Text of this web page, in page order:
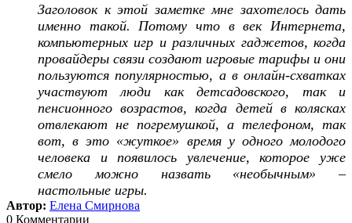
Заголовок к этой заметке мне захотелось дать
именно такой. Потому что в век Интернета,
компьютерных игр и различных гаджетов, когда
провайдеры связи создают игровые тарифы и они
пользуются популярностью, а в онлайн-схватках
участвуют люди как детсадовского, так и
пенсионного возрастов, когда детей в колясках
отвлекают не погремушкой, а телефоном, так
вот, в это «жуткое» время у одного молодого
человека и появилось увлечение, которое уже
смело можно назвать «необычным» –
настольные игры.
Автор: Елена Смирнова
0 Комментарии